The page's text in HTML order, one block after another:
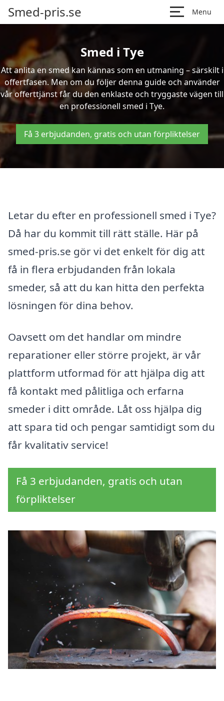
Smed-pris.se Menu
Smed i Tye
Att anlita en smed kan kännas som en utmaning – särskilt i
offertfasen. Men om du följer denna guide och använder
vår offerttjänst får du den enklaste och tryggaste vägen till
en professionell smed i Tye.
Få 3 erbjudanden, gratis och utan förpliktelser
Letar du efter en professionell smed i Tye?
Då har du kommit till rätt ställe. Här på
smed-pris.se gör vi det enkelt för dig att
få in flera erbjudanden från lokala
smeder, så att du kan hitta den perfekta
lösningen för dina behov.
Oavsett om det handlar om mindre
reparationer eller större projekt, är vår
plattform utformad för att hjälpa dig att
få kontakt med pålitliga och erfarna
smeder i ditt område. Låt oss hjälpa dig
att spara tid och pengar samtidigt som du
får kvalitativ service!
Få 3 erbjudanden, gratis och utan
förpliktelser